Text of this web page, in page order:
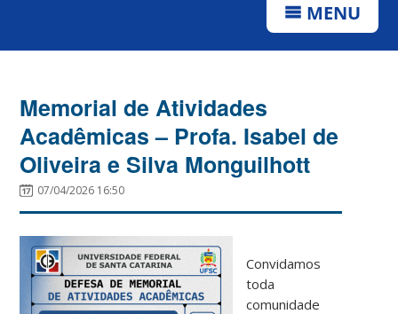
MENU
Memorial de Atividades
Acadêmicas – Profa. Isabel de
Oliveira e Silva Monguilhott
07/04/2026 16:50
Convidamos
toda
comunidade